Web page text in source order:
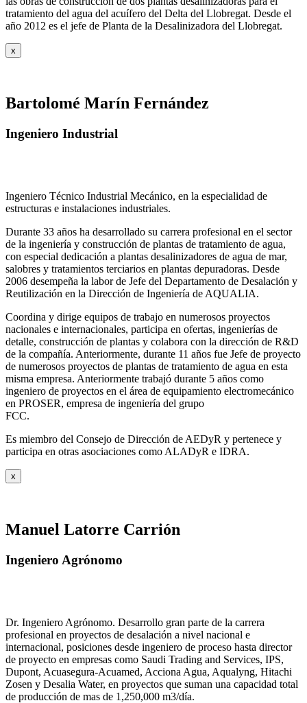
tratamiento del agua del acuífero del Delta del Llobregat. Desde el
año 2012 es el jefe de Planta de la Desalinizadora del Llobregat.
x
Bartolomé Marín Fernández
Ingeniero Industrial
Ingeniero Técnico Industrial Mecánico, en la especialidad de
estructuras e instalaciones industriales.
Durante 33 años ha desarrollado su carrera profesional en el sector
de la ingeniería y construcción de plantas de tratamiento de agua,
con especial dedicación a plantas desalinizadores de agua de mar,
salobres y tratamientos terciarios en plantas depuradoras. Desde
2006 desempeña la labor de Jefe del Departamento de Desalación y
Reutilización en la Dirección de Ingeniería de AQUALIA.
Coordina y dirige equipos de trabajo en numerosos proyectos
nacionales e internacionales, participa en ofertas, ingenierías de
detalle, construcción de plantas y colabora con la dirección de R&D
de la compañía. Anteriormente, durante 11 años fue Jefe de proyecto
de numerosos proyectos de plantas de tratamiento de agua en esta
misma empresa. Anteriormente trabajó durante 5 años como
ingeniero de proyectos en el área de equipamiento electromecánico
en PROSER, empresa de ingeniería del grupo
FCC.
Es miembro del Consejo de Dirección de AEDyR y pertenece y
participa en otras asociaciones como ALADyR e IDRA.
x
Manuel Latorre Carrión
Ingeniero Agrónomo
Dr. Ingeniero Agrónomo. Desarrollo gran parte de la carrera
profesional en proyectos de desalación a nivel nacional e
internacional, posiciones desde ingeniero de proceso hasta director
de proyecto en empresas como Saudi Trading and Services, IPS,
Dupont, Acuasegura-Acuamed, Acciona Agua, Aqualyng, Hitachi
Zosen y Desalia Water, en proyectos que suman una capacidad total
de producción de mas de 1,250,000 m3/día.